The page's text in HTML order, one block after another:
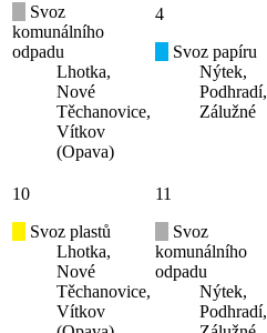
Svoz
komunálního
odpadu
Lhotka,
Nové
Těchanovice,
Vítkov
(Opava)
4
Svoz papíru
Nýtek,
Podhradí,
Zálužné
10
Svoz plastů
Lhotka,
Nové
Těchanovice,
Vítkov
11
Svoz
komunálního
odpadu
Nýtek,
Podhradí,